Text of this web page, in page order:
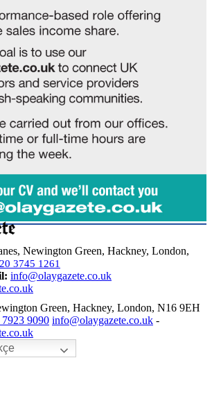
Newington Green, Hackney, London,
3745 1261
info@olaygazete.co.uk
Green, Hackney, London, N16 9EH
9090 info@olaygazete.co.uk -